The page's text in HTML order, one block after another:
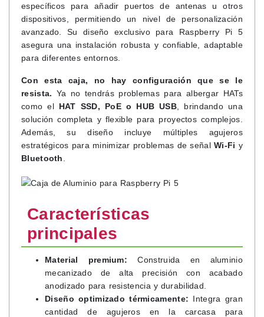
específicos para añadir puertos de antenas u otros
dispositivos, permitiendo un nivel de personalización
avanzado. Su diseño exclusivo para Raspberry Pi 5
asegura una instalación robusta y confiable, adaptable
para diferentes entornos.
Con esta caja, no hay configuración que se le
resista. Ya no tendrás problemas para albergar HATs
como el HAT SSD, PoE o HUB USB , brindando una
solución completa y flexible para proyectos complejos.
Además, su diseño incluye múltiples agujeros
estratégicos para minimizar problemas de señalWi-Fi y
Bluetooth
Características
principales
Material premium: Construida en aluminio
mecanizado de alta precisión con acabado
anodizado para resistencia y durabilidad.
Diseño optimizado térmicamente: Integra gran
cantidad de agujeros en la carcasa para